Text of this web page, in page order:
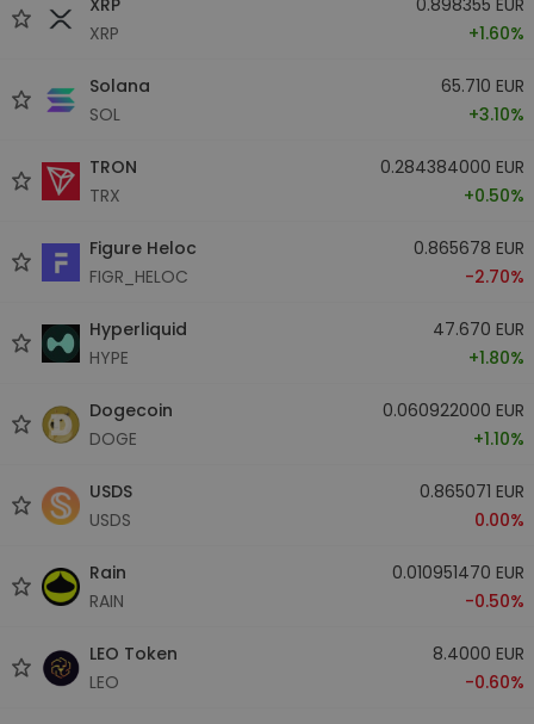
XRP
+1.60%
Solana
SOL
65.710 EUR
+3.10%
TRON
TRX
0.284384000 EUR
+0.50%
Figure Heloc
FIGR_HELOC
0.865678 EUR
-2.70%
Hyperliquid
HYPE
47.670 EUR
+1.80%
Dogecoin
DOGE
0.060922000 EUR
+1.10%
USDS
USDS
0.865071 EUR
0.00%
Rain
RAIN
0.010951470 EUR
-0.50%
LEO Token
LEO
8.4000 EUR
-0.60%